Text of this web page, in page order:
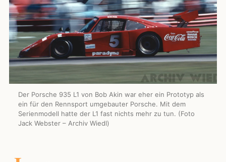
Der Porsche 935 L1 von Bob Akin war eher ein Prototyp als
ein für den Rennsport umgebauter Porsche. Mit dem
Serienmodell hatte der L1 fast nichts mehr zu tun. (Foto
Jack Webster – Archiv Wiedl)